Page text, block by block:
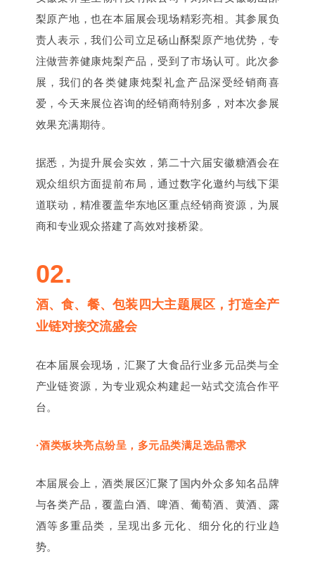
梨原产地，也在本届展会现场精彩亮相。其参展负
责人表示，我们公司立足砀山酥梨原产地优势，专
注做营养健康炖梨产品，受到了市场认可。此次参
展，我们的各类健康炖梨礼盒产品深受经销商喜
爱，今天来展位咨询的经销商特别多，对本次参展
效果充满期待。
据悉，为提升展会实效，第二十六届安徽糖酒会在
观众组织方面提前布局，通过数字化邀约与线下渠
道联动，精准覆盖华东地区重点经销商资源，为展
商和专业观众搭建了高效对接桥梁。
02.
酒、食、餐、包装四大主题展区，打造全产
业链对接交流盛会
在本届展会现场，汇聚了大食品行业多元品类与全
产业链资源，为专业观众构建起一站式交流合作平
台。
·酒类板块亮点纷呈，多元品类满足选品需求
本届展会上，酒类展区汇聚了国内外众多知名品牌
与各类产品，覆盖白酒、啤酒、葡萄酒、黄酒、 露
酒等多重品类，呈现出多元化、细分化的行业趋
势。